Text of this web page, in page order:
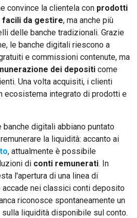
convince la clientela con prodotti
da gestire, ma anche più
delle banche tradizionali. Grazie
le banche digitali riescono a
e commissioni contenute, ma
dei depositi come
Una volta acquisiti, i clienti
ecosistema integrato di prodotti e
banche digitali abbiano puntato
la liquidità: accanto ai
, attualmente è possibile
di conti remunerati. In
l'apertura di una linea di
nei classici conti deposito
riconosce spontaneamente un
liquidità disponibile sul conto.